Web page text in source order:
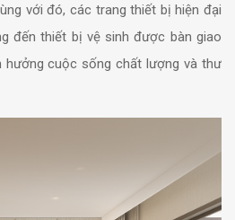
với đó, các trang thiết bị hiện đại
đến thiết bị vệ sinh được bàn giao
hưởng cuộc sống chất lượng và thư